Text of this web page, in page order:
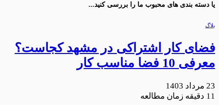
یا دسته بندی های محبوب ما را بررسی کنید...
بلاگ
فضای کار اشتراکی در مشهد کجاست؟
معرفی 10 فضا مناسب کار
23 مرداد 1403
11 دقیقه زمان مطالعه